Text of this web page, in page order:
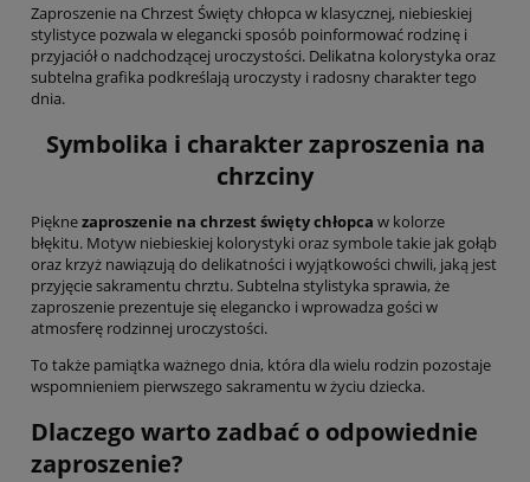
Zaproszenie na Chrzest Święty chłopca w klasycznej, niebieskiej
stylistyce pozwala w elegancki sposób poinformować rodzinę i
przyjaciół o nadchodzącej uroczystości. Delikatna kolorystyka oraz
subtelna grafika podkreślają uroczysty i radosny charakter tego
dnia.
Symbolika i charakter zaproszenia na
chrzciny
Pięknezaproszenie na chrzest święty chłopca w kolorze
błękitu. Motyw niebieskiej kolorystyki oraz symbole takie jak gołąb
oraz krzyż nawiązują do delikatności i wyjątkowości chwili, jaką jest
przyjęcie sakramentu chrztu. Subtelna stylistyka sprawia, że
zaproszenie prezentuje się elegancko i wprowadza gości w
atmosferę rodzinnej uroczystości.
To także pamiątka ważnego dnia, która dla wielu rodzin pozostaje
wspomnieniem pierwszego sakramentu w życiu dziecka.
Dlaczego warto zadbać o odpowiednie
zaproszenie?